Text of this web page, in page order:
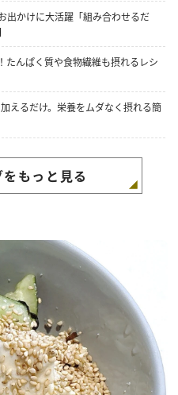
出かけに大活躍「組み合わせるだ
たんぱく質や食物繊維も摂れるレシ
えるだけ。栄養をムダなく摂れる簡
もっと見る